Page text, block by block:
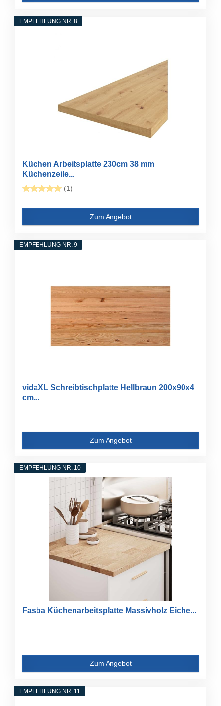
EMPFEHLUNG NR. 8
Küchen Arbeitsplatte 230cm 38 mm
Küchenzeile...
(1)
Zum Angebot
EMPFEHLUNG NR. 9
vidaXL Schreibtischplatte Hellbraun 200x90x4
cm...
Zum Angebot
EMPFEHLUNG NR. 10
Fasba Küchenarbeitsplatte Massivholz Eiche...
Zum Angebot
EMPFEHLUNG NR. 11